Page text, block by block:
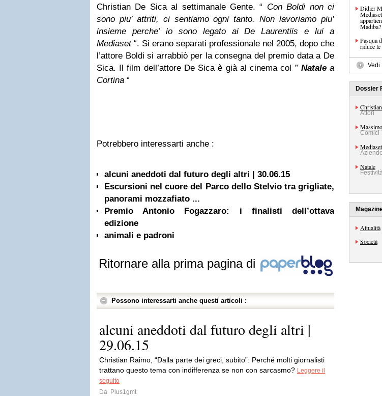
Christian De Sica al settimanale Gente. “ Con Boldi non ci
sono piu’ attriti, ci sentiamo ogni tanto. Non lavoriamo piu’
insieme perche’ io sono legato ai De Laurentiis e lui a
Mediaset“. Si erano separati professionale nel 2005, dopo che
l’attore Boldi si arrabbiò per la consegna del premio data a De
Sica. Il film dell’attore De Sica è già al cinema col ” Natalea
Cortina “
Potrebbero interessarti anche :
alcuni aneddoti dal futuro degli altri | 30.06.15
Escursioni nel cuore del Parco dello Stelvio tra grigliate,
panorami mozzafiato ...
Premio Antonio Fogazzaro: i finalisti dell’ottava
edizione
animali e padroni
Ritornare alla prima pagina di
Possono interessarti anche questi articoli :
alcuni aneddoti dal futuro degli altri |
29.06.15
Christian Raimo, “Dalla parte dei greci, subito”: Perché molti giornalisti
trattano questo tema con indifferenza se non con sarcasmo? Leggere il
seguito
Da Plus1gmt
Didier
Pasqua
riduce le
Vedi
Dossier
Attori
Comici
Mediaset
Aziende
Natale
Attualità
Società